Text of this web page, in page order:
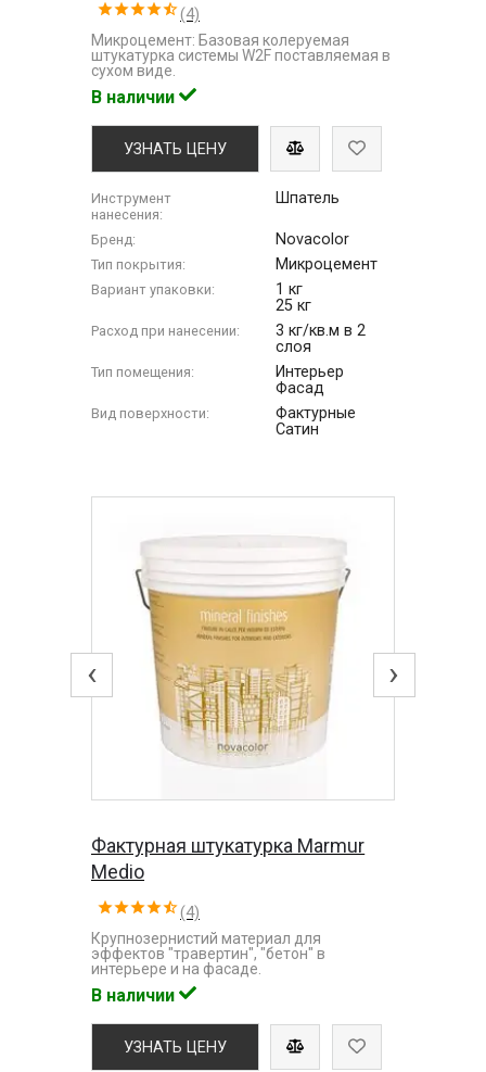
(4)
Микроцемент: Базовая колеруемая
штукатурка системы W2F поставляемая в
сухом виде.
В наличии
УЗНАТЬ ЦЕНУ
Инструмент
нанесения:
Шпатель
Бренд: Novacolor
Тип покрытия: Микроцемент
Вариант упаковки:
1 кг
25 кг
Расход при нанесении:
3 кг/кв.м в 2
слоя
Тип помещения:
Интерьер
Фасад
Вид поверхности:
Фактурные
Сатин
‹ ›
Фактурная штукатурка Marmur
Medio
(4)
Крупнозернистий материал для
эффектов "травертин", "бетон" в
интерьере и на фасаде.
В наличии
УЗНАТЬ ЦЕНУ